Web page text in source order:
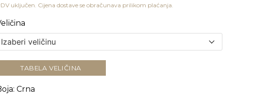
uključen. Cijena dostave se obračunava prilikom plaćanja.
TABELA VELIČINA
: Crna